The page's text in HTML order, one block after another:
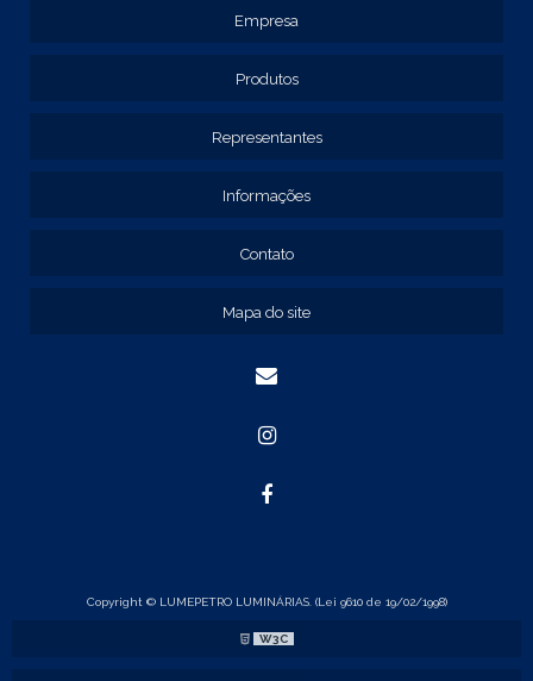
REF: 160105
Empresa
Produtos
Representantes
Informações
Contato
Mapa do site
Copyright © LUMEPETRO LUMINÁRIAS. (Lei 9610 de 19/02/1998)
W3C